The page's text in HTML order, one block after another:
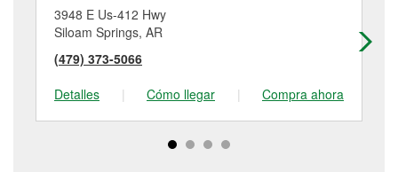
3948 E Us-412 Hwy
Siloam Springs, AR
(479) 373-5066
Detalles
| Cómo llegar | Compra ahora